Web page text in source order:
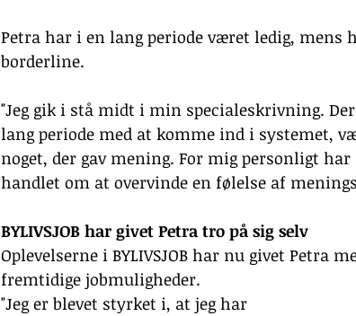
Petra har i en lang periode været ledig, mens
borderline.
"Jeg gik i stå midt i min specialeskrivning.
lang periode med at komme ind i systemet,
noget, der gav mening. For mig personligt
handlet om at overvinde en følelse af
BYLIVSJOB har givet Petra tro på sig selv
Oplevelserne i BYLIVSJOB har nu givet Petra
fremtidige jobmuligheder.
"Jeg er blevet styrket i, at jeg har